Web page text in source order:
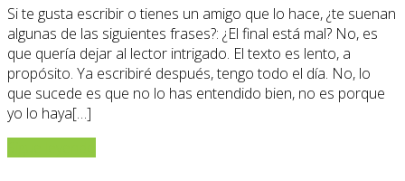
Si te gusta escribir o tienes un amigo que lo hace, ¿te suenan
algunas de las siguientes frases?: ¿El final está mal? No, es
que quería dejar al lector intrigado. El texto es lento, a
propósito. Ya escribiré después, tengo todo el día. No, lo
que sucede es que no lo has entendido bien, no es porque
yo lo haya[…]